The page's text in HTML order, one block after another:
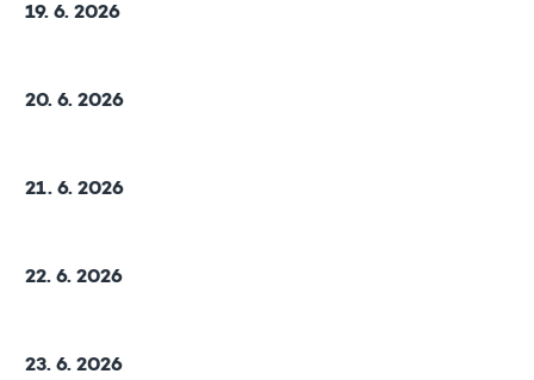
19. 6. 2026
20. 6. 2026
21. 6. 2026
22. 6. 2026
23. 6. 2026